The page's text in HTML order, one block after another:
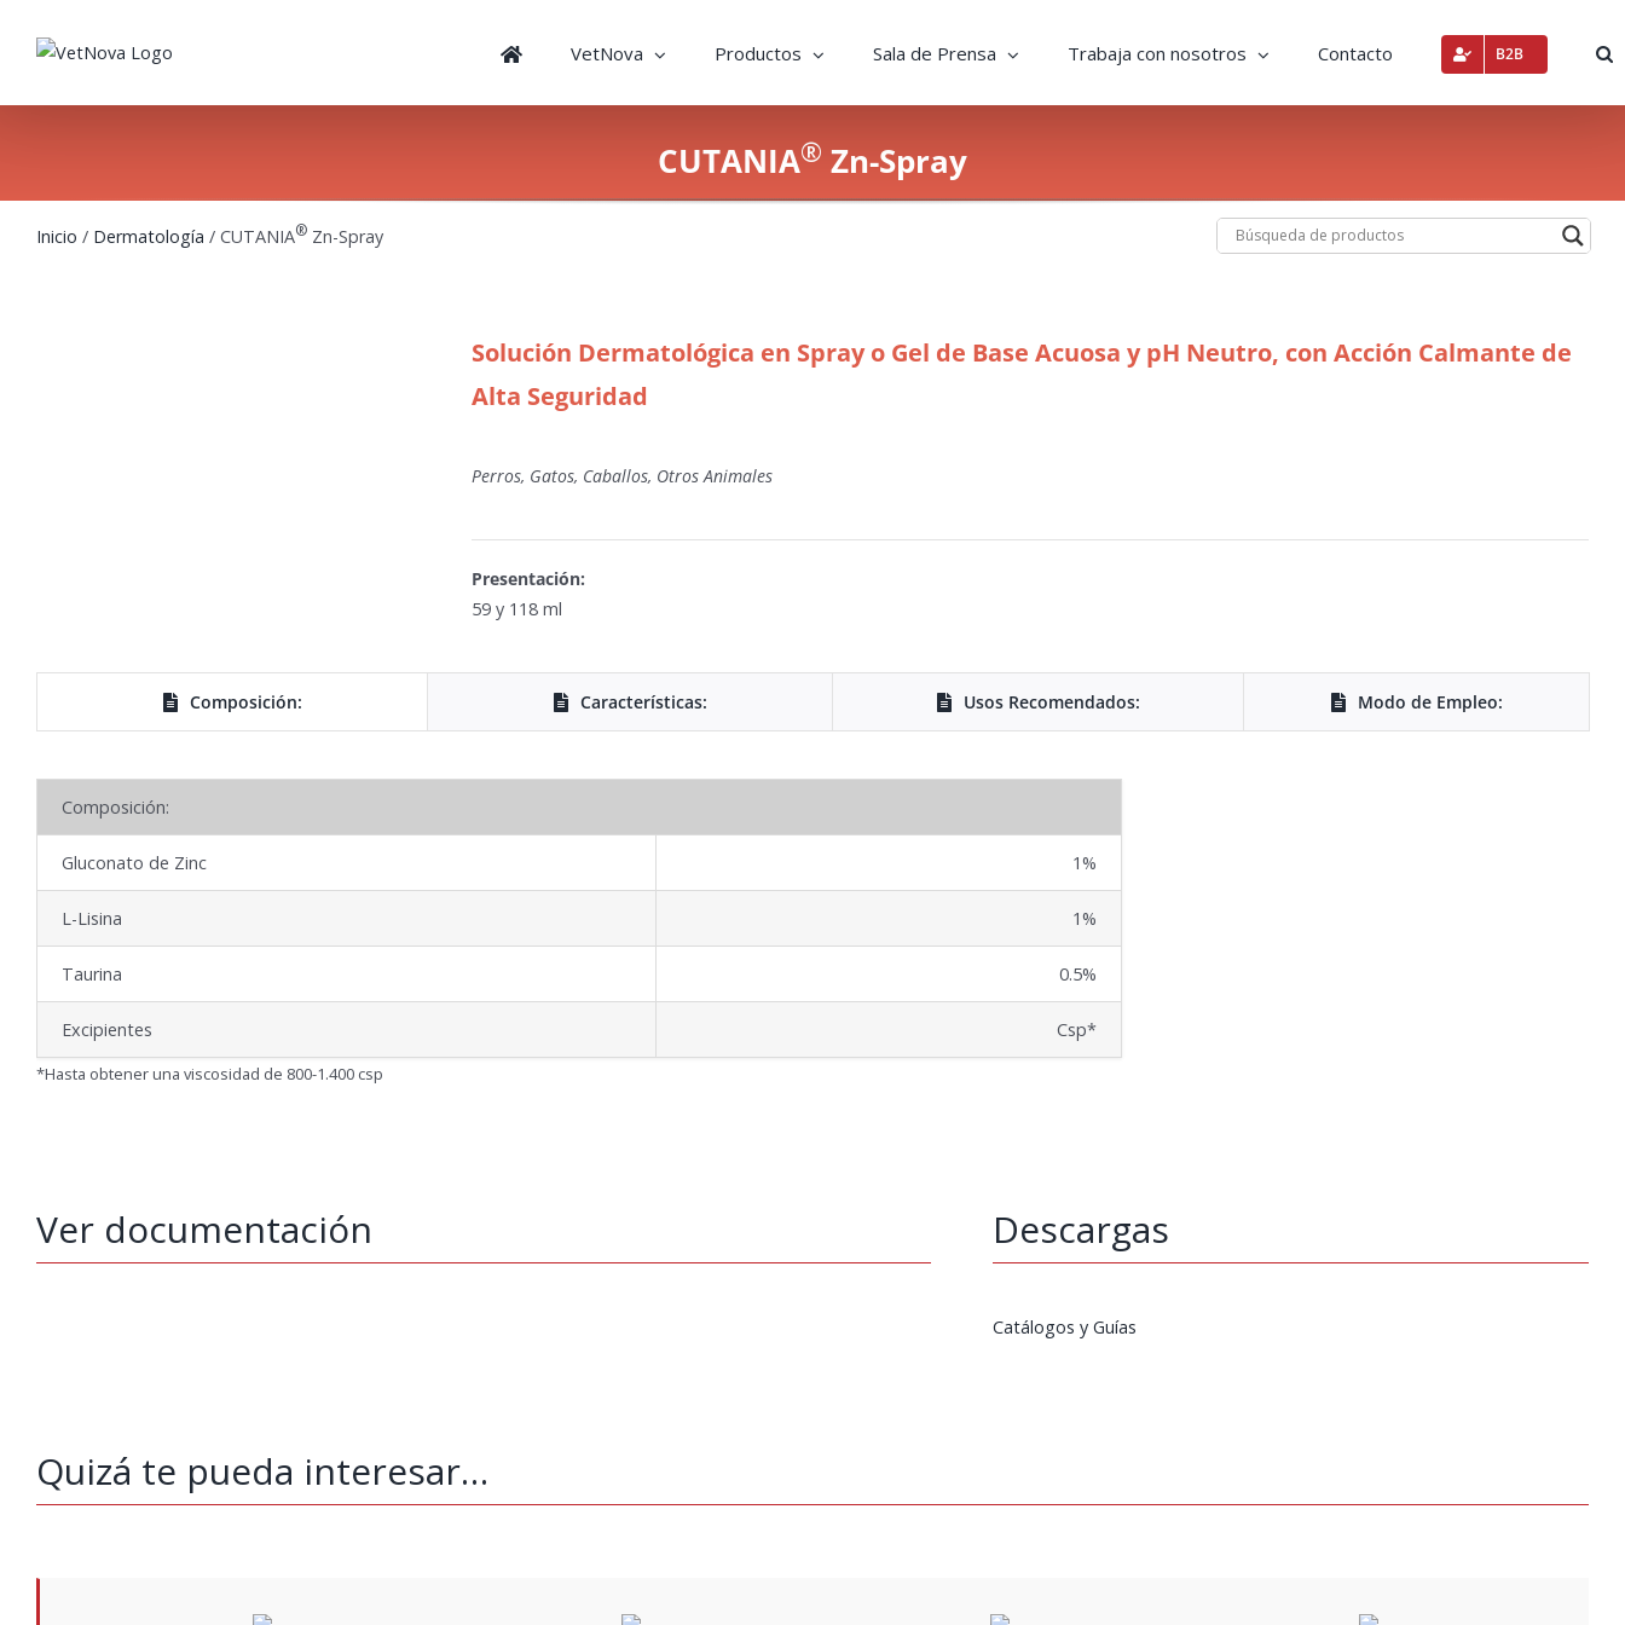
VetNova Productos Sala de Prensa Trabaja con nosotros Contacto B2B
CUTANIA® Zn-Spray
Inicio / Dermatología / CUTANIA® Zn-Spray
Solución Dermatológica en Spray o Gel de Base Acuosa y pH Neutro, con Acción Calmante de
Alta Seguridad
Perros, Gatos, Caballos, Otros Animales
Presentación:
59 y 118 ml
Composición: Características: Usos Recomendados: Modo de Empleo:
Composición:
Gluconato de Zinc 1%
L-Lisina 1%
Taurina 0.5%
Excipientes Csp*
*Hasta obtener una viscosidad de 800-1.400 csp
Ver documentación Descargas
Catálogos y Guías
Quizá te pueda interesar…